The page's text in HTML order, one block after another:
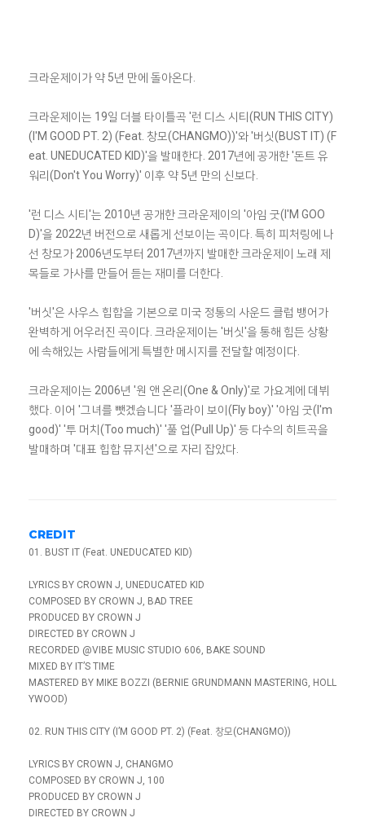
크라운제이가 약 5년 만에 돌아온다.
크라운제이는 19일 더블 타이틀곡 '런 디스 시티(RUN THIS CITY)
(I'M GOOD PT. 2) (Feat. 창모(CHANGMO))'와 '버싯(BUST IT) (F
eat. UNEDUCATED KID)'을 발매한다. 2017년에 공개한 '돈트 유
워리(Don't You Worry)' 이후 약 5년 만의 신보다.
'런 디스 시티'는 2010년 공개한 크라운제이의 '아임 굿(I'M GOO
D)'을 2022년 버전으로 새롭게 선보이는 곡이다. 특히 피처링에 나
선 창모가 2006년도부터 2017년까지 발매한 크라운제이 노래 제
목들로 가사를 만들어 듣는 재미를 더한다.
'버싯'은 사우스 힙합을 기본으로 미국 정통의 사운드 클럽 뱅어가
완벽하게 어우러진 곡이다. 크라운제이는 '버싯'을 통해 힘든 상황
에 속해있는 사람들에게 특별한 메시지를 전달할 예정이다.
크라운제이는 2006년 '원 앤 온리(One & Only)'로 가요계에 데뷔
했다. 이어 '그녀를 뺏겠습니다 '플라이 보이(Fly boy)' '아임 굿(I'm
good)' '투 머치(Too much)' '풀 업(Pull Up)' 등 다수의 히트곡을
발매하며 '대표 힙합 뮤지션'으로 자리 잡았다.
CREDIT
01. BUST IT (Feat. UNEDUCATED KID)
LYRICS BY CROWN J, UNEDUCATED KID
COMPOSED BY CROWN J, BAD TREE
PRODUCED BY CROWN J
DIRECTED BY CROWN J
RECORDED @VIBE MUSIC STUDIO 606, BAKE SOUND
MIXED BY IT’S TIME
MASTERED BY MIKE BOZZI (BERNIE GRUNDMANN MASTERING, HOLL
YWOOD)
02. RUN THIS CITY (I’M GOOD PT. 2) (Feat. 창모(CHANGMO))
LYRICS BY CROWN J, CHANGMO
COMPOSED BY CROWN J, 100
PRODUCED BY CROWN J
DIRECTED BY CROWN J